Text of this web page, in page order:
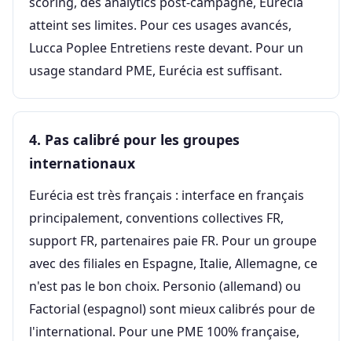
atteint ses limites. Pour ces usages avancés,
Lucca Poplee Entretiens reste devant. Pour un
usage standard PME, Eurécia est suffisant.
4. Pas calibré pour les groupes
internationaux
Eurécia est très français : interface en français
principalement, conventions collectives FR,
support FR, partenaires paie FR. Pour un groupe
avec des filiales en Espagne, Italie, Allemagne, ce
n'est pas le bon choix. Personio (allemand) ou
Factorial (espagnol) sont mieux calibrés pour de
l'international. Pour une PME 100% française,